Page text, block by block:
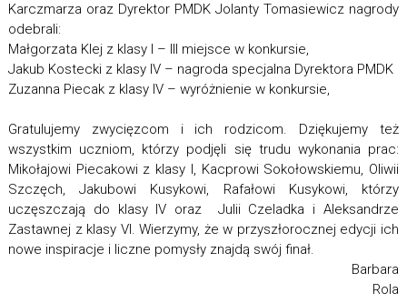
Karczmarza oraz Dyrektor PMDK Jolanty Tomasiewicz nagrody
odebrali:
Małgorzata Klej z klasy I – III miejsce w konkursie,
Jakub Kostecki z klasy IV – nagroda specjalna Dyrektora PMDK
Zuzanna Piecak z klasy IV – wyróżnienie w konkursie,
Gratulujemy zwycięzcom i ich rodzicom. Dziękujemy też
wszystkim uczniom, którzy podjęli się trudu wykonania prac:
Mikołajowi Piecakowi z klasy I, Kacprowi Sokołowskiemu, Oliwii
Szczęch, Jakubowi Kusykowi, Rafałowi Kusykowi, którzy
uczęszczają do klasy IV oraz Julii Czeladka i Aleksandrze
Zastawnej z klasy VI. Wierzymy, że w przyszłorocznej edycji ich
nowe inspiracje i liczne pomysły znajdą swój finał.
Barbara
Rola